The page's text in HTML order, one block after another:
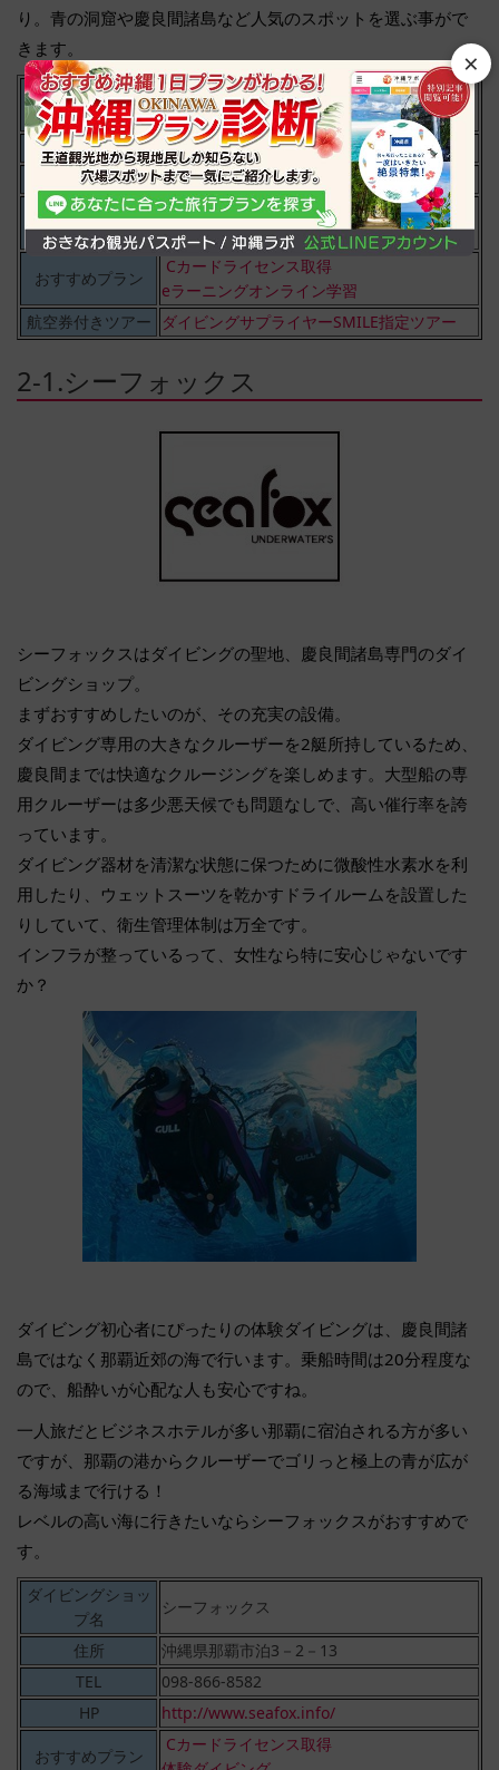
り。青の洞窟や慶良間諸島など人気のスポットを選ぶ事がで
きます。
ダイビングショッ
プ名
ダイビングサプライヤーSMILE
住所
沖縄県那覇市辻2-24-8
TEL
098-943-6800
HP
http://www.ds-smile.com/（PC）
http://www.ds-smile.com/（スマホ）
おすすめプラン
Cカードライセンス取得
eラーニングオンライン学習
航空券付きツアー
ダイビングサプライヤーSMILE指定ツアー
2-1.シーフォックス
シーフォックスはダイビングの聖地、慶良間諸島専門のダイ
ビングショップ。
まずおすすめしたいのが、その充実の設備。
ダイビング専用の大きなクルーザーを2艇所持しているため、
慶良間までは快適なクルージングを楽しめます。大型船の専
用クルーザーは多少悪天候でも問題なしで、高い催行率を誇
っています。
ダイビング器材を清潔な状態に保つために微酸性水素水を利
用したり、ウェットスーツを乾かすドライルームを設置した
りしていて、衛生管理体制は万全です。
インフラが整っているって、女性なら特に安心じゃないです
か？
ダイビング初心者にぴったりの体験ダイビングは、慶良間諸
島ではなく那覇近郊の海で行います。乗船時間は20分程度な
ので、船酔いが心配な人も安心ですね。
一人旅だとビジネスホテルが多い那覇に宿泊される方が多い
ですが、那覇の港からクルーザーでゴリっと極上の青が広が
る海域まで行ける！
レベルの高い海に行きたいならシーフォックスがおすすめで
す。
ダイビングショッ
プ名
シーフォックス
住所
沖縄県那覇市泊3－2－13
TEL
098-866-8582
HP
http://www.seafox.info/
おすすめプラン
Cカードライセンス取得
×